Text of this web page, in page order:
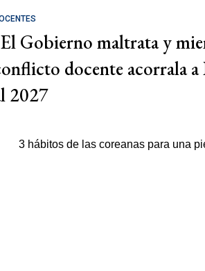
Gobierno maltrata y
docente acorrala a
2027